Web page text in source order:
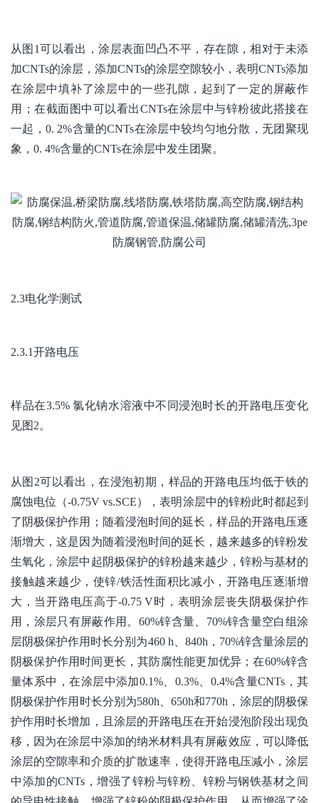
从图1可以看出，涂层表面凹凸不平，存在隙，相对于未添
加CNTs的涂层，添加CNTs的涂层空隙较小，表明CNTs添加
在涂层中填补了涂层中的一些孔隙，起到了一定的屏蔽作
用；在截面图中可以看出CNTs在涂层中与锌粉彼此搭接在
一起，0. 2%含量的CNTs在涂层中较均匀地分散，无团聚现
象，0. 4%含量的CNTs在涂层中发生团聚。
2.3电化学测试
2.3.1开路电压
样品在3.5% 氯化钠水溶液中不同浸泡时长的开路电压变化
见图2。
从图2可以看出，在浸泡初期，样品的开路电压均低于铁的
腐蚀电位（-0.75V vs.SCE），表明涂层中的锌粉此时都起到
了阴极保护作用；随着浸泡时间的延长，样品的开路电压逐
渐增大，这是因为随着浸泡时间的延长，越来越多的锌粉发
生氧化，涂层中起阴极保护的锌粉越来越少，锌粉与基材的
接触越来越少，使锌/铁活性面积比减小，开路电压逐渐增
大，当开路电压高于-0.75 V时，表明涂层丧失阴极保护作
用，涂层只有屏蔽作用。60%锌含量、70%锌含量空白组涂
层阴极保护作用时长分别为460 h、840h，70%锌含量涂层的
阴极保护作用时间更长，其防腐性能更加优异；在60%锌含
量体系中，在涂层中添加0.1%、0.3%、0.4%含量CNTs，其
阴极保护作用时长分别为580h、650h和770h，涂层的阴极保
护作用时长增加，且涂层的开路电压在开始浸泡阶段出现负
移，因为在涂层中添加的纳米材料具有屏蔽效应，可以降低
涂层的空隙率和介质的扩散速率，使得开路电压减小，涂层
中添加的CNTs，增强了锌粉与锌粉、锌粉与钢铁基材之间